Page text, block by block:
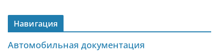
Навигация
Автомобильная документация